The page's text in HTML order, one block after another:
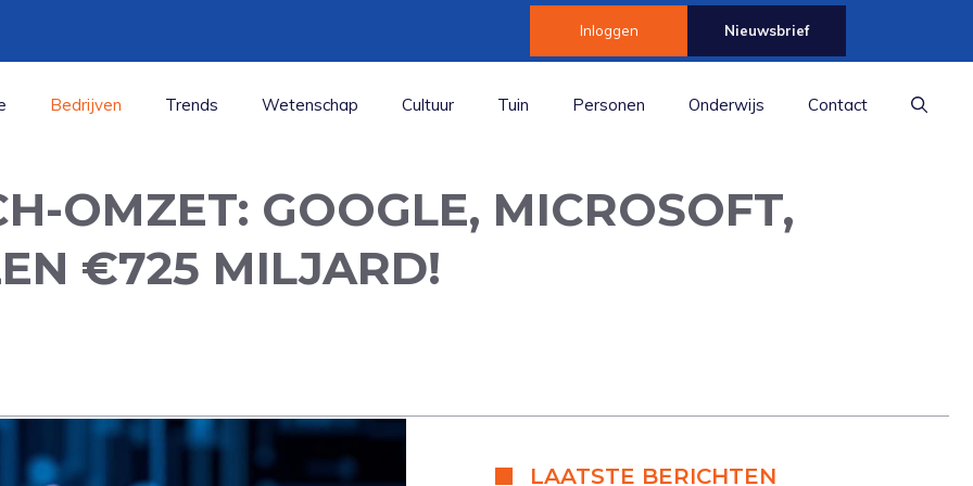
Inloggen Nieuwsbrief
Bedrijven Trends Wetenschap Cultuur Tuin Personen Onderwijs Contact
OMZET: GOOGLE, MICROSOFT,
€725 MILJARD!
LAATSTE BERICHTEN